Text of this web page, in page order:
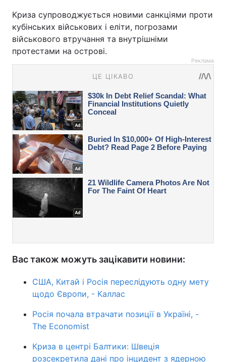
Криза супроводжується новими санкціями проти
кубінських військових і еліти, погрозами
військового втручання та внутрішніми
протестами на острові.
Реклама
Вас також можуть зацікавити новини:
США, Китай і Росія переслідують одну мету
щодо Європи, - Каллас
Росія почала втрачати позиції в Україні, -
The Economist
Криза в центрі Балтики: Швеція
розсекретила дані про інцидент з ядерною